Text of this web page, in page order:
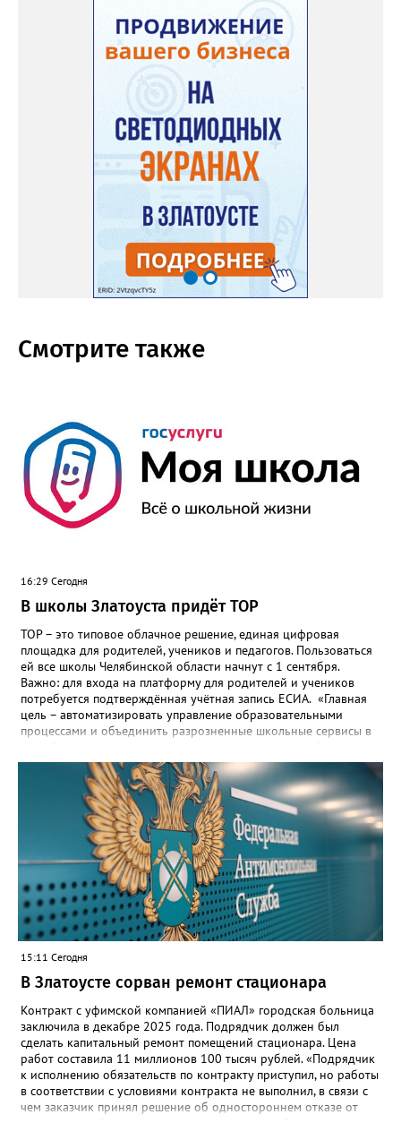
Смотрите также
16:29 Сегодня
В школы Златоуста придёт ТОР
ТОР – это типовое облачное решение, единая цифровая
площадка для родителей, учеников и педагогов. Пользоваться
ей все школы Челябинской области начнут с 1 сентября.
Важно: для входа на платформу для родителей и учеников
потребуется подтверждённая учётная запись ЕСИА. «Главная
цель – автоматизировать управление образовательными
процессами и объединить разрозненные школьные сервисы в
региональном министерстве образования. - Платформа ТОР
“Моя школа” объединит все школьные сервисы в единую
безопасную государственную экосистему. Предполагается, что
переход пройдёт максимально комфортно для пользователей».
Привычные функции - оценки, расписание, домашние задания,
связь с учителями, знакомые пользователям экосистемы
«Госуслуги Моя школа», не просто сохранятся, они будут
собраны в одном месте, подчеркнули в ведомстве. Причём в
этом случае переход на ТОР станет вообще незаметным.
15:11 Сегодня
В Златоусте сорван ремонт стационара
Контракт с уфимской компанией «ПИАЛ» городская больница
заключила в декабре 2025 года. Подрядчик должен был
сделать капитальный ремонт помещений стационара. Цена
работ составила 11 миллионов 100 тысяч рублей. «Подрядчик
к исполнению обязательств по контракту приступил, но работы
в соответствии с условиями контракта не выполнил, в связи с
чем заказчик принял решение об одностороннем отказе от